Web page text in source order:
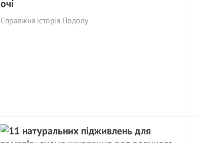
очі
Cправжня історія Подолу